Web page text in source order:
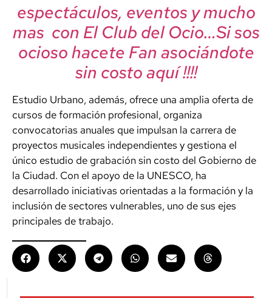
espectáculos, eventos y mucho
mas con El Club del Ocio…Si sos
ocioso hacete Fan asociándote
sin costo aquí !!!!
Estudio Urbano, además, ofrece una amplia oferta de
cursos de formación profesional, organiza
convocatorias anuales que impulsan la carrera de
proyectos musicales independientes y gestiona el
único estudio de grabación sin costo del Gobierno de
la Ciudad. Con el apoyo de la UNESCO, ha
desarrollado iniciativas orientadas a la formación y la
inclusión de sectores vulnerables, uno de sus ejes
principales de trabajo.